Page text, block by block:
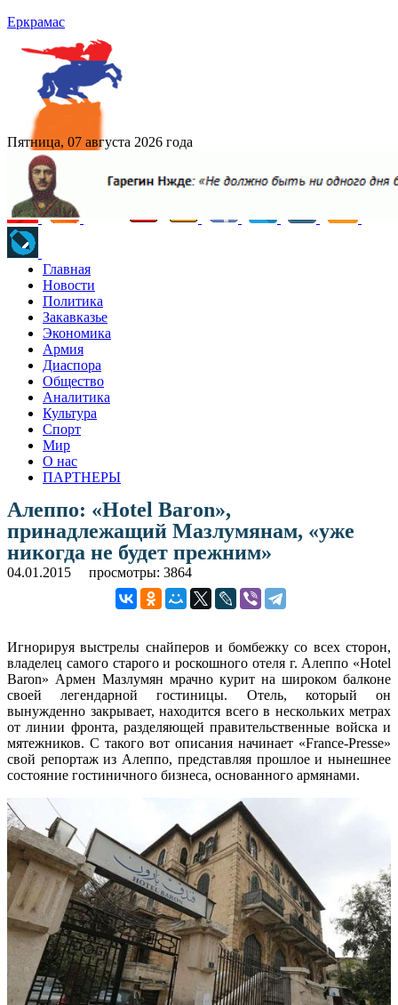
Еркрамас
Пятница, 07 августа 2026 года
Главная
Новости
Политика
Закавказье
Экономика
Армия
Диаспора
Общество
Аналитика
Культура
Спорт
Мир
О нас
ПАРТНЕРЫ
Алеппо: «Hotel Baron»,
принадлежащий Мазлумянам, «уже
никогда не будет прежним»
04.01.2015 просмотры: 3864
Игнорируя выстрелы снайперов и бомбежку со всех сторон,
владелец самого старого и роскошного отеля г. Алеппо «Hotel
Baron» Армен Мазлумян мрачно курит на широком балконе
своей легендарной гостиницы. Отель, который он
вынужденно закрывает, находится всего в нескольких метрах
от линии фронта, разделяющей правительственные войска и
мятежников. С такого вот описания начинает «France-Presse»
свой репортаж из Алеппо, представляя прошлое и нынешнее
состояние гостиничного бизнеса, основанного армянами.